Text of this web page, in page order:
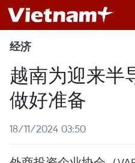
经济
越南为迎来半
做好准备
18/11/2024 03:50